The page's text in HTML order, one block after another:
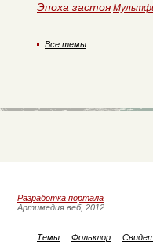
Эпоха застоя
Все темы
Разработка портала
Артимедия веб, 2012
Темы Фольклор